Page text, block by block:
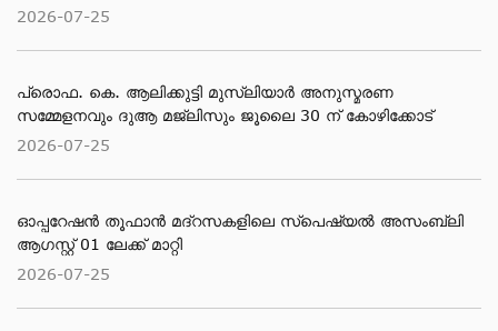
2026-07-25
പ്രൊഫ. കെ. ആലിക്കുട്ടി മുസ്‌ലിയാർ അനുസ്മരണ
സമ്മേളനവും ദുആ മജ്ലിസും ജൂലൈ 30 ന് കോഴിക്കോട്
2026-07-25
ഓപ്പറേഷൻ തൂഫാൻ മദ്റസകളിലെ സ്പെഷ്യൽ അസംബ്ലി
ആഗസ്റ്റ് 01 ലേക്ക് മാറ്റി
2026-07-25